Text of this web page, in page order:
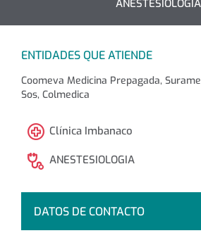
ANESTESIOLOGÍA
ENTIDADES QUE ATIENDE
Coomeva Medicina Prepagada,
Sos, Colmedica
Clínica Imbanaco
ANESTESIOLOGIA
DATOS DE CONTACTO